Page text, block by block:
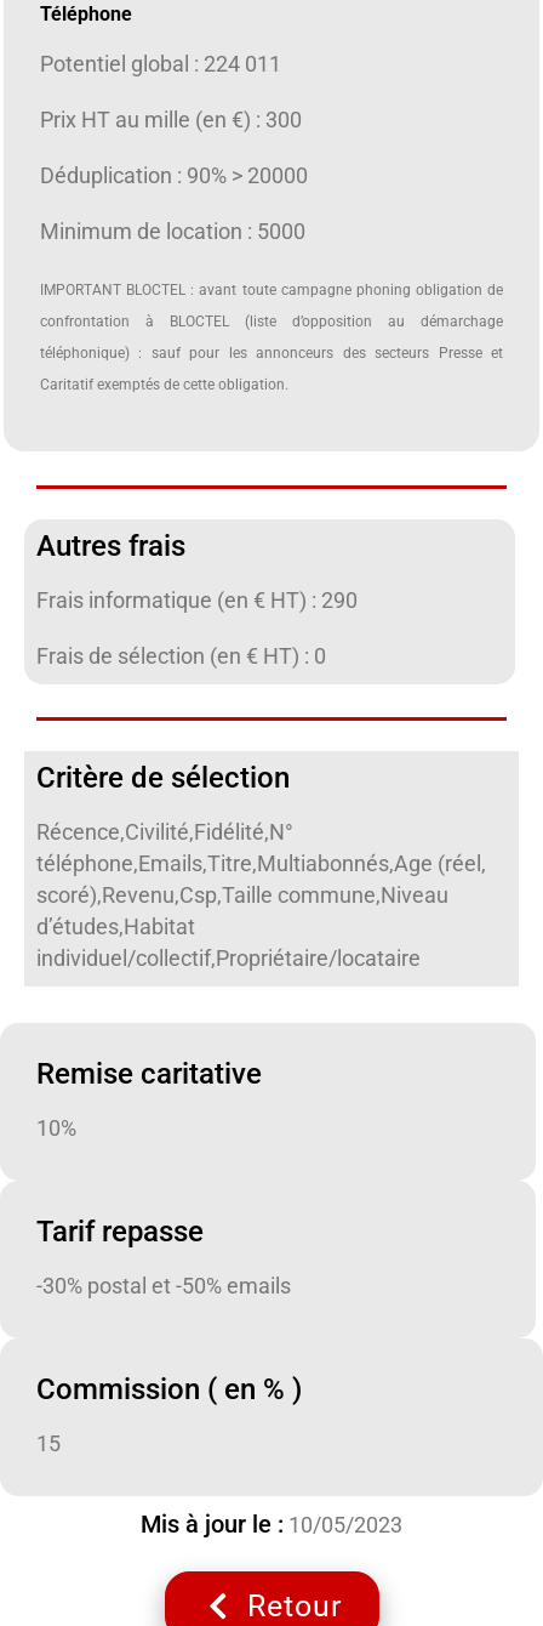
Téléphone
Potentiel global : 224 011
Prix HT au mille (en €) : 300
Déduplication : 90% > 20000
Minimum de location : 5000
IMPORTANT BLOCTEL : avant toute campagne phoning obligation de
confrontation à BLOCTEL (liste d’opposition au démarchage
téléphonique) : sauf pour les annonceurs des secteurs Presse et
Caritatif exemptés de cette obligation.
Autres frais
Frais informatique (en € HT) : 290
Frais de sélection (en € HT) : 0
Critère de sélection
Récence,Civilité,Fidélité,N°
téléphone,Emails,Titre,Multiabonnés,Age (réel,
scoré),Revenu,Csp,Taille commune,Niveau
d’études,Habitat
individuel/collectif,Propriétaire/locataire
Remise caritative
10%
Tarif repasse
-30% postal et -50% emails
Commission ( en % )
15
Mis à jour le : 10/05/2023
Retour